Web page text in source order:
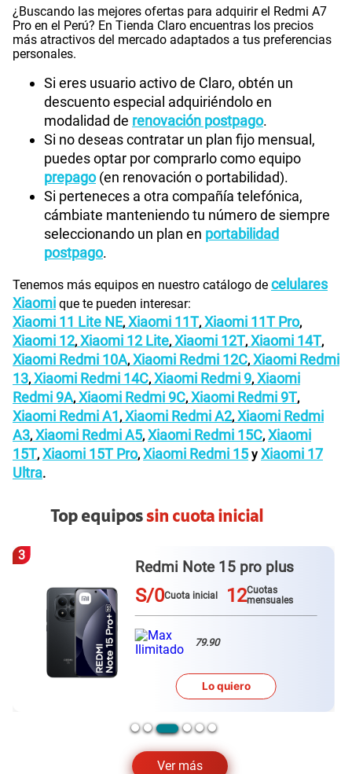
¿Buscando las mejores ofertas para adquirir el Redmi A7
Pro en el Perú? En Tienda Claro encuentras los precios
más atractivos del mercado adaptados a tus preferencias
personales.
Si eres usuario activo de Claro, obtén un
descuento especial adquiriéndolo en
modalidad de renovación postpago.
Si no deseas contratar un plan fijo mensual,
puedes optar por comprarlo como equipo
prepago(en renovación o portabilidad).
Si perteneces a otra compañía telefónica,
cámbiate manteniendo tu número de siempre
seleccionando un plan en portabilidad
postpago.
Tenemos más equipos en nuestro catálogo de celulares
Xiaomi que te pueden interesar:
Xiaomi 11 Lite NE, Xiaomi 11T, Xiaomi 11T Pro,
Xiaomi 12, Xiaomi 12 Lite, Xiaomi 12T, Xiaomi 14T,
Xiaomi Redmi 10A, Xiaomi Redmi 12C, Xiaomi Redmi
13, Xiaomi Redmi 14C, Xiaomi Redmi 9, Xiaomi
Redmi 9A, Xiaomi Redmi 9C, Xiaomi Redmi 9T,
Xiaomi Redmi A1 , Xiaomi Redmi A2, Xiaomi Redmi
A3, Xiaomi Redmi A5, Xiaomi Redmi 15C, Xiaomi
15T, Xiaomi 15T Pro, Xiaomi Redmi 15y Xiaomi 17
Ultra.
Top equipossin cuota inicial
Ver más
3
Redmi Note 15 pro plus
S/0Cuota inicial 12Cuotas
mensuales
79.90
Lo quiero